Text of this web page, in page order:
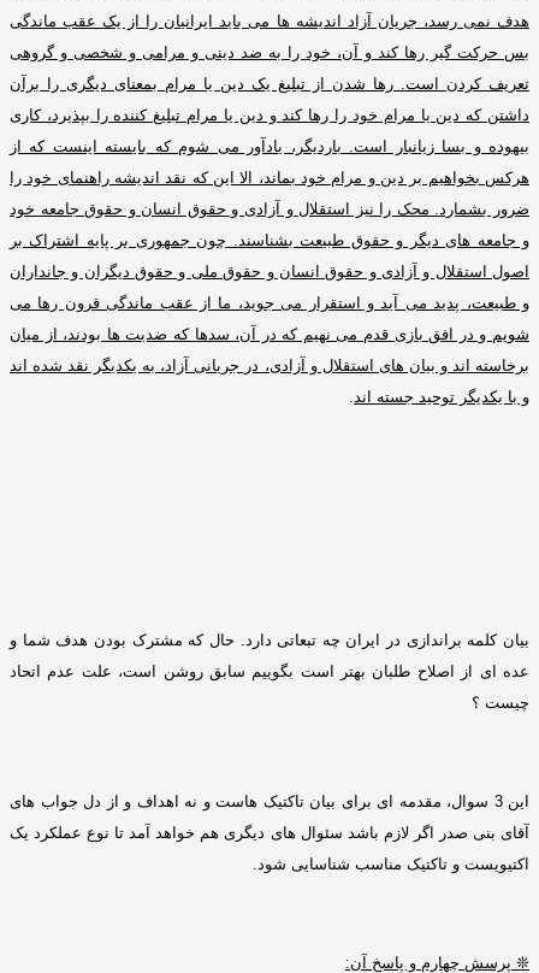
هدف نمی رسد، جریان آزاد اندیشه ها می باید ایرانیان را از یک عقب ماندگی
بس حرکت گیر رها کند و آن، خود را به ضد دینی و مرامی و شخصی و گروهی
تعریف کردن است
رها شدن از تبلیغ یک دین یا مرام بمعنای دیگری را برآن
داشتن که دین یا مرام خود را رها کند و دین یا مرام تبلیغ کننده را بپذیرد، کاری
بیهوده و بسا زیانبار است. باردیگر، یادآور می شوم که بایسته اینست که از
هرکس بخواهیم بر دین و مرام خود بماند، الا این که نقد اندیشه راهنمای خود را
ضرور بشمارد
محک را نیز استقلال و آزادی و حقوق انسان و حقوق جامعه خود
و جامعه های دیگر و حقوق طبیعت بشناسند
چون جمهوری بر پایه اشتراک بر
اصول استقلال و آزادی و حقوق انسان و حقوق ملی و حقوق دیگران و جانداران
و طبیعت، پدید می آید و استقرار می جوید، ما از عقب ماندگی قرون رها می
شویم و در افق بازی قدم می نهیم که در آن، سدها که ضدیت ها بودند، از میان
برخاسته اند و بیان های استقلال و آزادی، در جریانی آزاد، به یکدیگر نقد شده اند
و با یکدیگر توحید جسته اند
بیان کلمه براندازی در ایران چه تبعاتی دارد
حال که مشترک بودن هدف شما و
عده ای از اصلاح طلبان بهتر است بگوییم سابق روشن است، علت عدم اتحاد
چیست ؟
این3 سوال، مقدمه ای برای بیان تاکتیک هاست و نه اهداف و از دل جواب های
آقای بنی صدر اگر لازم باشد سئوال های دیگری هم خواهد آمد تا نوع عملکرد یک
اکتیویست و تاکتیک مناسب شناسایی شود
❊ پرسش چهارم و پاسخ آن: